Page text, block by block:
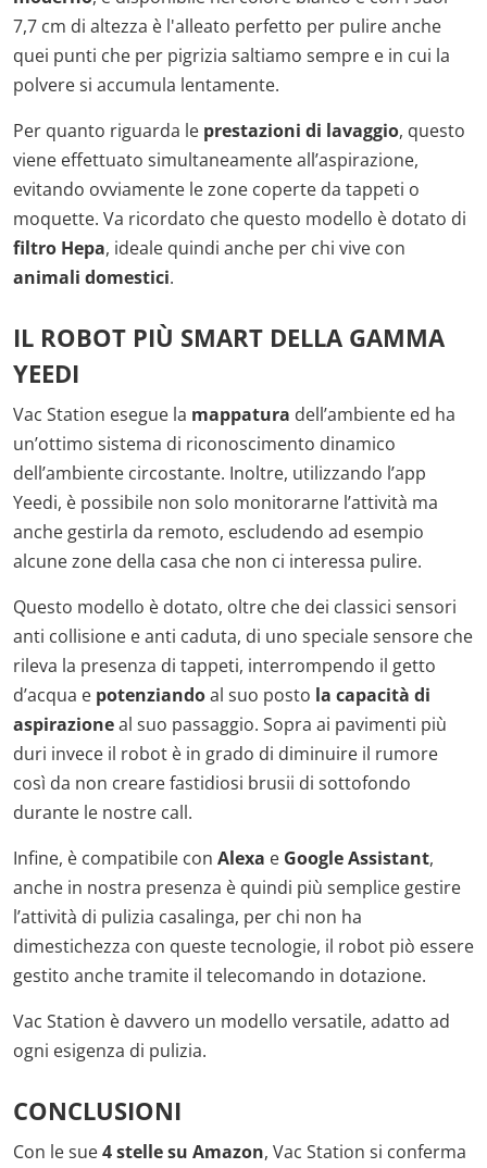
7,7 cm di altezza è l'alleato perfetto per pulire anche
quei punti che per pigrizia saltiamo sempre e in cui la
polvere si accumula lentamente.
Per quanto riguarda le prestazioni di lavaggio, questo
viene effettuato simultaneamente all’aspirazione,
evitando ovviamente le zone coperte da tappeti o
moquette. Va ricordato che questo modello è dotato di
filtro Hepa, ideale quindi anche per chi vive con
animali domestici.
IL ROBOT PIÙ SMART DELLA GAMMA
YEEDI
Vac Station esegue la mappatura dell’ambiente ed ha
un’ottimo sistema di riconoscimento dinamico
dell’ambiente circostante. Inoltre, utilizzando l’app
Yeedi, è possibile non solo monitorarne l’attività ma
anche gestirla da remoto, escludendo ad esempio
alcune zone della casa che non ci interessa pulire.
Questo modello è dotato, oltre che dei classici sensori
anti collisione e anti caduta, di uno speciale sensore che
rileva la presenza di tappeti, interrompendo il getto
d’acqua e potenziandoal suo posto la capacità di
aspirazioneal suo passaggio. Sopra ai pavimenti più
duri invece il robot è in grado di diminuire il rumore
così da non creare fastidiosi brusii di sottofondo
durante le nostre call.
Infine, è compatibile con Alexa e Google Assistant,
anche in nostra presenza è quindi più semplice gestire
l’attività di pulizia casalinga, per chi non ha
dimestichezza con queste tecnologie, il robot piò essere
gestito anche tramite il telecomando in dotazione.
Vac Station è davvero un modello versatile, adatto ad
ogni esigenza di pulizia.
CONCLUSIONI
Con le sue4 stelle su Amazon, Vac Station si conferma